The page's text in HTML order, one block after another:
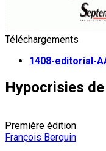
Téléchargements
1408-editorial-
Hypocrisies
Première édition
François Berquin